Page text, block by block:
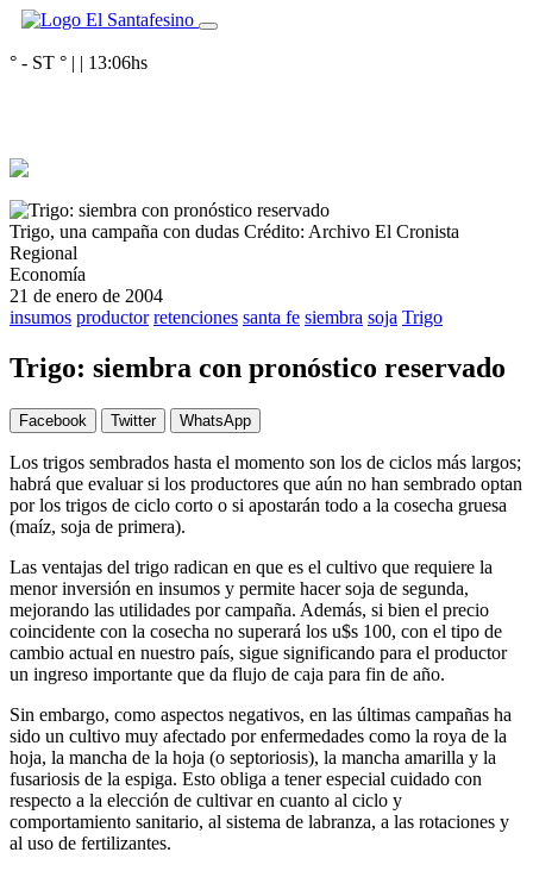
° - ST ° | | 13:06hs
Trigo, una campaña con dudas Crédito: Archivo El Cronista
Regional
Economía
21 de enero de 2004
insumos productor retenciones santa fe siembra soja Trigo
Trigo: siembra con pronóstico reservado
Facebook Twitter WhatsApp
Los trigos sembrados hasta el momento son los de ciclos más largos;
habrá que evaluar si los productores que aún no han sembrado optan
por los trigos de ciclo corto o si apostarán todo a la cosecha gruesa
(maíz, soja de primera).
Las ventajas del trigo radican en que es el cultivo que requiere la
menor inversión en insumos y permite hacer soja de segunda,
mejorando las utilidades por campaña. Además, si bien el precio
coincidente con la cosecha no superará los u$s 100, con el tipo de
cambio actual en nuestro país, sigue significando para el productor
un ingreso importante que da flujo de caja para fin de año.
Sin embargo, como aspectos negativos, en las últimas campañas ha
sido un cultivo muy afectado por enfermedades como la roya de la
hoja, la mancha de la hoja (o septoriosis), la mancha amarilla y la
fusariosis de la espiga. Esto obliga a tener especial cuidado con
respecto a la elección de cultivar en cuanto al ciclo y
comportamiento sanitario, al sistema de labranza, a las rotaciones y
al uso de fertilizantes.